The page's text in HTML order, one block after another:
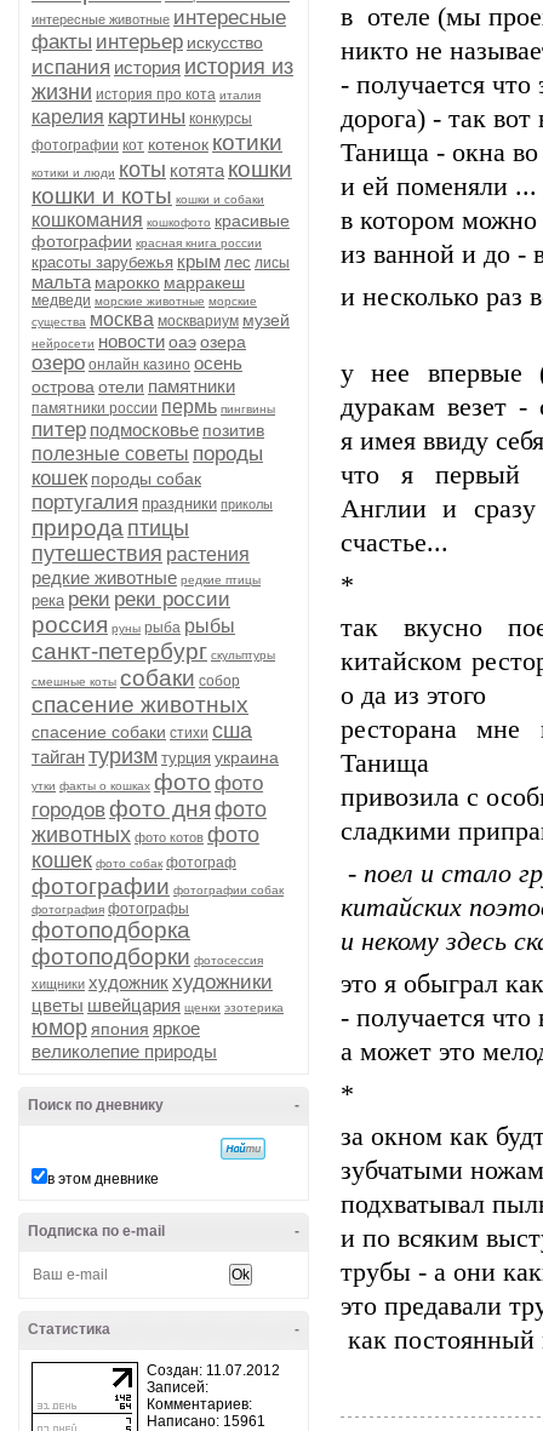
интересные животные интересные
факты интерьер искусство
испания история история из
жизни история про кота италия
карелия картины конкурсы
фотографии кот котенок котики
котики и люди коты котята кошки
кошки и коты кошки и собаки
кошкомания кошкофото красивые
фотографии красная книга россии
красоты зарубежья крым лес лисы
мальта марокко марракеш
медведи морские животные морские
существа москва москвариум музей
нейросети новостиоаэозера
озеро онлайн казино осень
острова отели памятники
памятники россии пермь пингвины
питер подмосковье позитив
полезные советы породы
кошек породы собак
португалия праздники приколы
природа птицы
путешествия растения
редкие животные редкие птицы
река реки реки россии
россия руны рыба рыбы
санкт-петербург скульптуры
смешные коты собаки собор
спасение животных
спасение собаки стихи сша
тайгантуризм турция украина
утки факты о кошках фото фото
городовфото дня фото
животных фото котов фото
кошек фото собак фотограф
фотографии фотографии собак
фотография фотографы
фотоподборка
фотоподборки фотосессия
хищники художникхудожники
цветы швейцария щенки эзотерика
юмор япония яркое
великолепие природы
-
Поиск по дневнику
в этом дневнике
-
Подписка по e-mail
-
Статистика
Создан: 11.07.2012
Записей:
Комментариев:
Написано: 15961
в отеле (мы
никто не
- получается что
дорога) - так вот
Танища - окна
и ей поменяли
в котором можно
из ванной и до -
и несколько раз
у нее впервые
дуракам везет -
я имея ввиду себя
что я первый
Англии и сразу
счастье...
*
так вкусно
китайском
о да из этого
ресторана мне
Танища
привозила с
сладкими
- поел и стало
китайских
и некому здесь
это я обыграл
- получается
а может это
*
за окном как
зубчатыми
подхватывал
и по всяким
трубы - а они
это предавали
как постоянный